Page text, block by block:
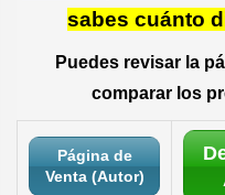
sabes cuánto
Puedes revisar la
comparar los
Página de
Venta (Autor)